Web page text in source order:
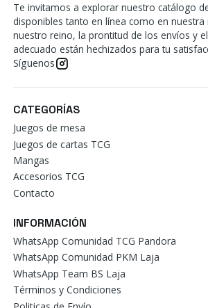
Te invitamos a explorar nuestro catálogo
disponibles tanto en línea como en nuestra
nuestro reino, la prontitud de los envíos y
adecuado están hechizados para tu
Síguenos
CATEGORÍAS
Juegos de mesa
Juegos de cartas TCG
Mangas
Accesorios TCG
Contacto
INFORMACIÓN
WhatsApp Comunidad TCG Pandora
WhatsApp Comunidad PKM Laja
WhatsApp Team BS Laja
Términos y Condiciones